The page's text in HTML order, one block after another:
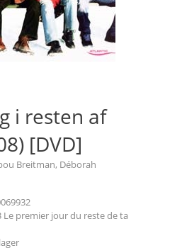
i resten af
[DVD]
Breitman, Déborah
Le premier jour du reste de ta